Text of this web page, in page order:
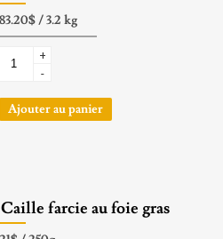
+
-
Ajouter au panier
Caille farcie au foie gras